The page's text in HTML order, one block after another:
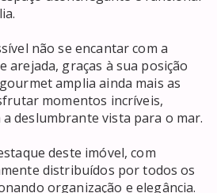
não se encantar com a
arejada, graças à sua posição
amplia ainda mais as
momentos incríveis,
deslumbrante vista para o mar.
deste imóvel, com
distribuídos por todos os
organização e elegância.